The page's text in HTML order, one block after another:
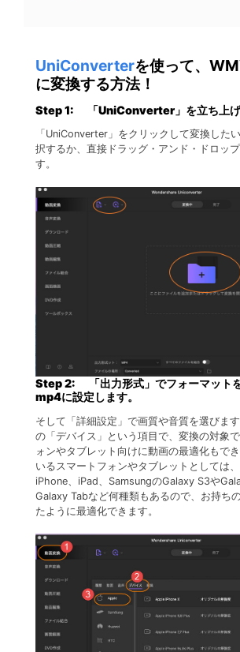
UniConverterを使って、
に変換する方法！
Step 1: 「UniConverter」を立ち上げ
「UniConverter」をクリックして変換した
択するか、直接ドラッグ・アンド・ドロッ
す。
Step 2: 「出力形式」でフォーマット
mp4に設定します。
そして「詳細設定」で画質や音質を選びます
の「デバイス」という項目で、変換の対象
ォンやタブレット向けに動画の最適化もで
いるスマートフォンやタブレットとしては
iPhone、iPad、SamsungのGalaxy S3や
Galaxy Tabなど何種類もあるので、お持ち
たように最適化できます。